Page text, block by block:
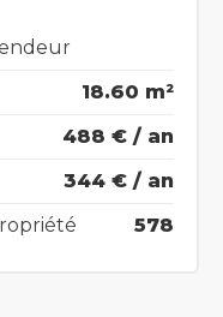
18.60 m²
488 € / an
344 € / an
578